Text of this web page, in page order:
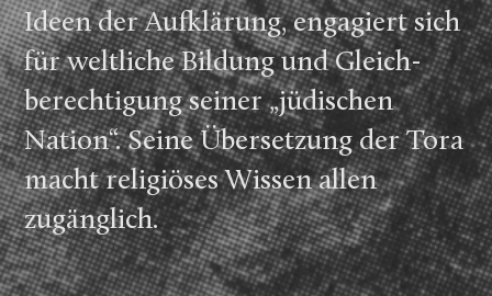
Ideen der Aufklärung, engagiert sich
für weltliche Bildung und Gleich­
berechtigung seiner „jüdischen
Nation“. Seine Übersetzung der Tora
macht religiöses Wissen allen
zugänglich.